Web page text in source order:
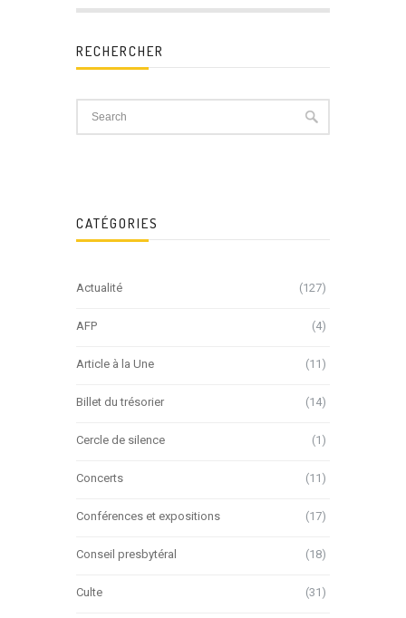
RECHERCHER
CATÉGORIES
Actualité (127)
AFP (4)
Article à la Une (11)
Billet du trésorier (14)
Cercle de silence (1)
Concerts (11)
Conférences et expositions (17)
Conseil presbytéral (18)
Culte (31)